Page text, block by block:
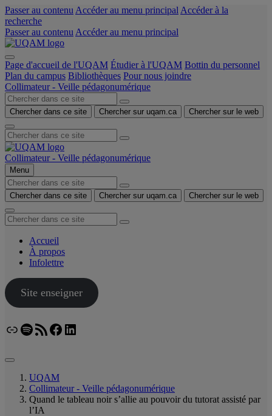
Passer au contenu Accéder au menu principal Accéder à la
recherche
Passer au contenu Accéder au menu principal
Page d'accueil de l'UQAM Étudier à l'UQAM Bottin du personnel
Plan du campus Bibliothèques Pour nous joindre
Collimateur - Veille pédagonumérique
Chercher dans ce site Chercher sur uqam.ca Chercher sur le web
Collimateur - Veille pédagonumérique
Menu
Chercher dans ce site Chercher sur uqam.ca Chercher sur le web
Accueil
À propos
Infolettre
Site enseigner
LienSpotify
Flux RSSFacebook
LinkedIn
UQAM
Collimateur - Veille pédagonumérique
Quand le tableau noir s’allie au pouvoir du tutorat assisté par
l’IA